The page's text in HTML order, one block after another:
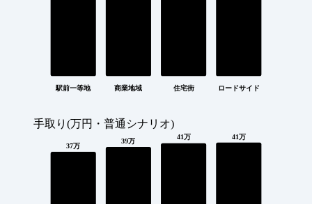
駅前一等地 商業地域 住宅街 ロードサイド
手取り(万円・普通シナリオ)
37万
39万 41万 41万